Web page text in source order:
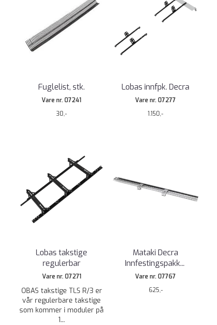
Fuglelist, stk.
Vare nr. 07241
30,-
Lobas innfpk. Decra
Vare nr. 07277
1.150,-
Lobas takstige
regulerbar
Vare nr. 07271
OBAS takstige TLS R/3 er
vår regulerbare takstige
som kommer i moduler på
1...
Mataki Decra
Innfestingspakk...
Vare nr. 07767
625,-